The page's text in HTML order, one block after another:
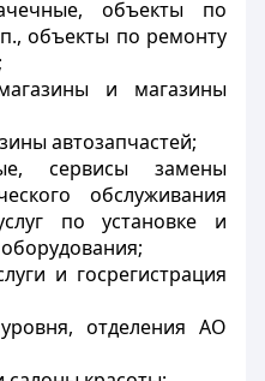
объекты по
объекты по ремонту
и магазины
автозапчастей;
сервисы замены
обслуживания
по установке и
и госрегистрация
отделения АО